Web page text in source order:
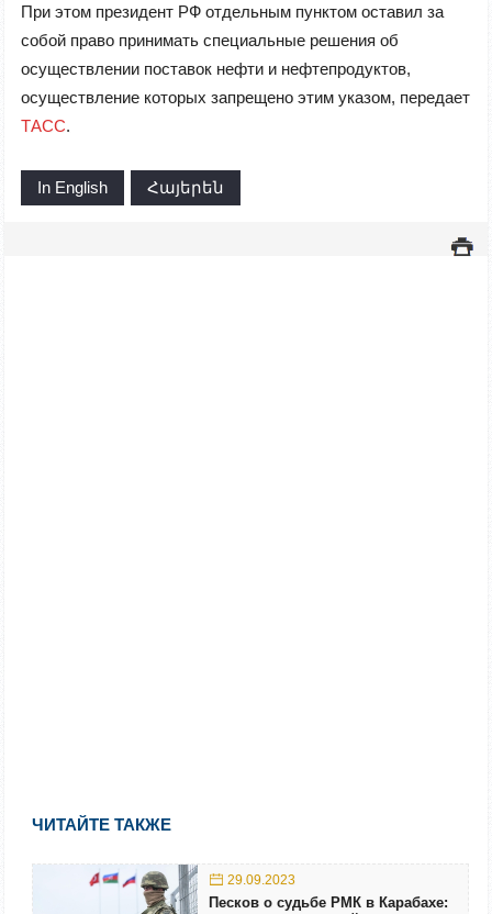
При этом президент РФ отдельным пунктом оставил за
собой право принимать специальные решения об
осуществлении поставок нефти и нефтепродуктов,
осуществление которых запрещено этим указом, передает
ТАСС.
In English Հայերեն
ЧИТАЙТЕ ТАКЖЕ
29.09.2023
Песков о судьбе РМК в Карабахе: